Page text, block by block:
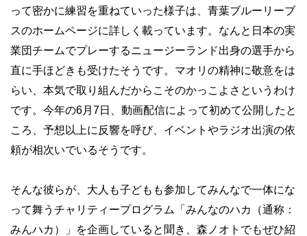
って密かに練習を重ねていった様子は、青葉ブルーリーブ
スのホームページに詳しく載っています。なんと日本の実
業団チームでプレーするニュージーランド出身の選手から
直に手ほどきも受けたそうです。マオリの精神に敬意をは
らい、本気で取り組んだからこそのかっこよさというわけ
です。今年の6月7日、動画配信によって初めて公開したと
ころ、予想以上に反響を呼び、イベントやラジオ出演の依
頼が相次いでいるそうです。
そんな彼らが、大人も子どもも参加してみんなで一体にな
って舞うチャリティープログラム「みんなのハカ（通称：
みんハカ）」を企画していると聞き、森ノオトでもぜひ紹